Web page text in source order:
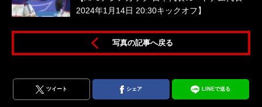
2024年1月14日 20:30キックオフ】
写真の記事へ戻る
ツイート シェア LINEで送る